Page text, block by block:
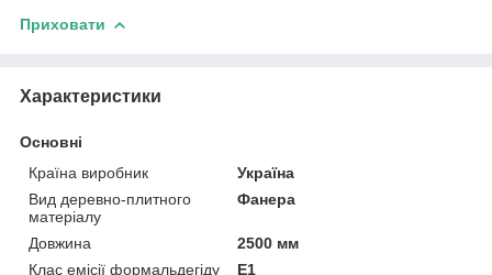
Приховати
Характеристики
Основні
Країна виробник
Україна
Вид деревно-плитного
матеріалу
Фанера
Довжина
2500 мм
Клас емісії формальдегіду
Е1